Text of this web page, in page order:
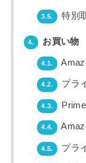
3.5. 特別
4. お買い物
4.1.
4.2. プラ
4.3.
4.4.
4.5. プラ